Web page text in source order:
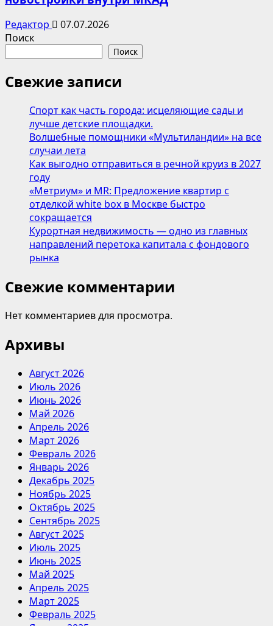
Редактор
07.07.2026
Поиск
Поиск
Свежие записи
Спорт как часть города: исцеляющие сады и
лучше детские площадки.
Волшебные помощники «Мультиландии» на все
случаи лета
Как выгодно отправиться в речной круиз в 2027
году
«Метриум» и MR: Предложение квартир с
отделкой white box в Москве быстро
сокращается
Курортная недвижимость — одно из главных
направлений перетока капитала с фондового
рынка
Свежие комментарии
Нет комментариев для просмотра.
Архивы
Август 2026
Июль 2026
Июнь 2026
Май 2026
Апрель 2026
Март 2026
Февраль 2026
Январь 2026
Декабрь 2025
Ноябрь 2025
Октябрь 2025
Сентябрь 2025
Август 2025
Июль 2025
Июнь 2025
Май 2025
Апрель 2025
Март 2025
Февраль 2025